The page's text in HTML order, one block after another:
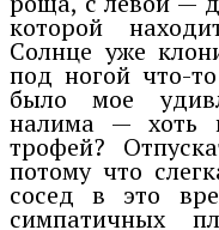
которой
Солнце уже
под ногой что-
было мое
налима — хоть
трофей?
потому что
сосед в это
симпатичных